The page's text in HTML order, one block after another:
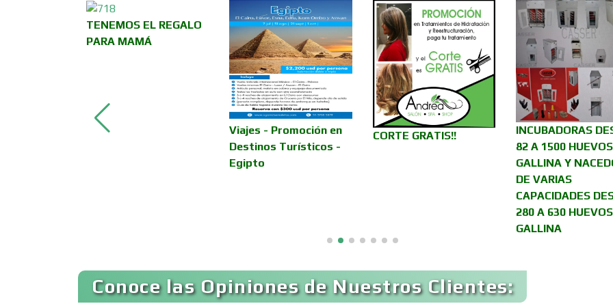
Asesoría Fiscal Asilos Asociaciones
Audio, Sonido e
Iluminación
Audios para
Automatización
Automóviles
Usados
Balnearios
Banquetes
Basculas Bebidas
TENEMOS EL REGALO
PARA MAMÁ
Viajes - Promoción en
Destinos Turísticos -
Egipto
CORTE GRATIS!!
INCUBADORAS
82 A 1500
GALLINA Y
DE VARIAS
CAPACIDADES
280 A 630
GALLINA
Conoce las Opiniones de Nuestros Clientes: